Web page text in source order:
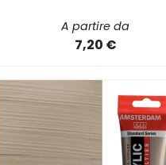
A partire da
7,20 €